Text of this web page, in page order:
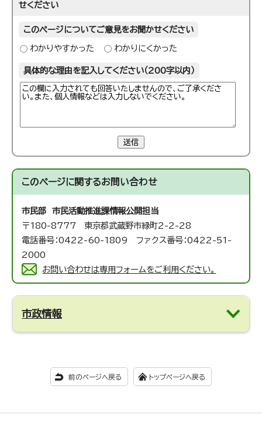
せください
このページについてご意見をお聞かせください
わかりやすかった わかりにくかった
具体的な理由を記入してください（200字以内）
送信
このページに関するお問い合わせ
市民部 市民活動推進課情報公開担当
〒180-8777 東京都武蔵野市緑町2-2-28
電話番号：0422-60-1809 ファクス番号：0422-51-
2000
お問い合わせは専用フォームをご利用ください。
市政情報
前のページへ戻る トップページへ戻る